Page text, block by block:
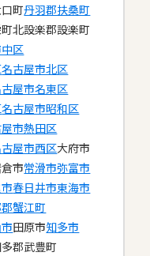
町丹羽郡扶桑町
北設楽郡設楽町
区
名古屋市北区
屋市名東区
名古屋市昭和区
市熱田区
屋市西区大府市
市常滑市弥富市
春日井市東海市
蟹江町
田原市知多市
郡武豊町